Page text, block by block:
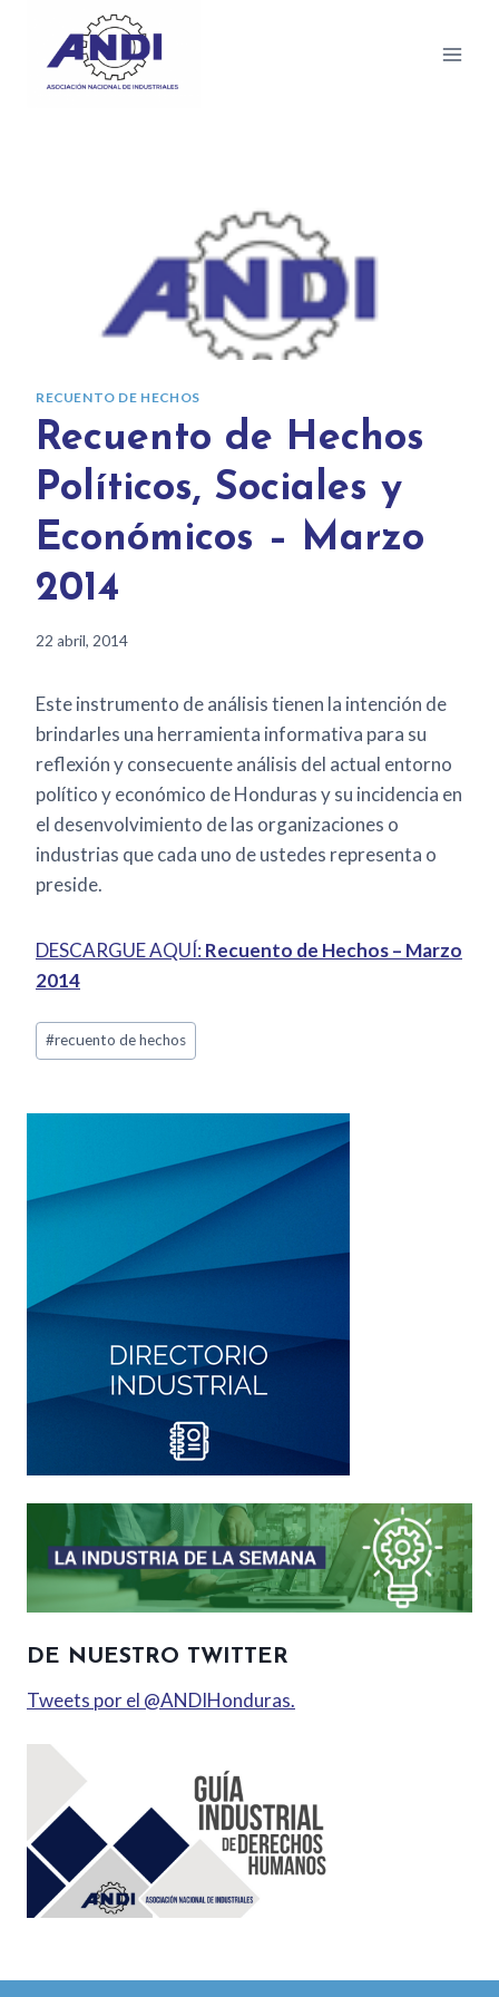
RECUENTO DE HECHOS
Recuento de Hechos
Políticos, Sociales y
Económicos – Marzo
2014
22 abril, 2014
Este instrumento de análisis tienen la intención de
brindarles una herramienta informativa para su
reflexión y consecuente análisis del actual entorno
político y económico de Honduras y su incidencia en
el desenvolvimiento de las organizaciones o
industrias que cada uno de ustedes representa o
preside.
DESCARGUE AQUÍ: Recuento de Hechos – Marzo
2014
#recuento de hechos
DE NUESTRO TWITTER
Tweets por el @ANDIHonduras.